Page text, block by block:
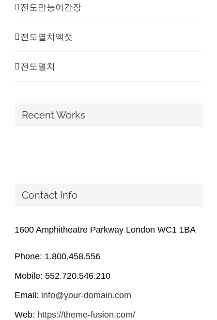
전도만능어간장
전도멸치액젓
전도멸치
Recent Works
Contact Info
1600 Amphitheatre Parkway London WC1 1BA
Phone: 1.800.458.556
Mobile: 552.720.546.210
Email: info@your-domain.com
Web: https://theme-fusion.com/